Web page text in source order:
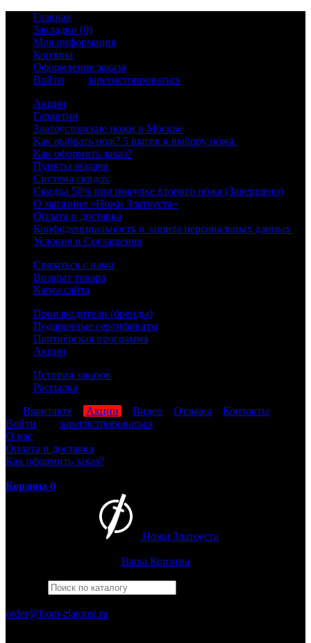
Главная
Закладки (0)
Моя информация
Корзина
Оформление заказа
Войти
зарегистрироваться
Акции
Гарантии
Златоустовские ножи в Москве
Как выбрать нож? 5 шагов к выбору ножа.
Как оформить заказ?
Пункты выдачи
Система скидок
Скидка 50% при покупке второго ножа (Завершено)
О магазине «Ножи Златоуста»
Оплата и доставка
Конфиденциальность и защита персональных данных
Условия и Соглашения
Связаться с нами
Возврат товара
Карта сайта
Производители (бренды)
Подарочные сертификаты
Партнёрская программа
Акции
История заказов
Рассылка
Вконтакте Акции Видео Отзывы
Контакты
Войти
зарегистрироваться
О нас
Оплата и доставка
Как оформить заказ?
Корзина 0
Ножи Златоуста
Ваша Корзина
order@from-zlatoust.ru